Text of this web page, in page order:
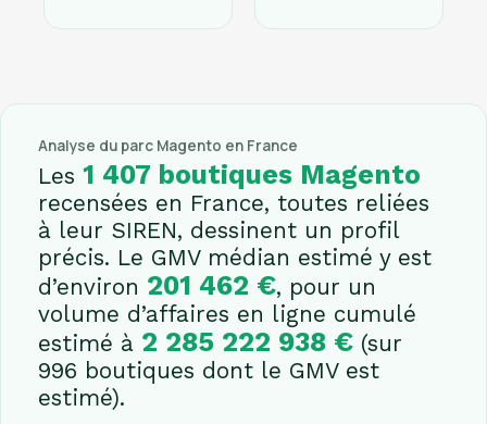
Analyse du parc Magento en France
Les1 407 boutiques Magento
recensées en France, toutes reliées
à leur SIREN, dessinent un profil
précis. Le GMV médian estimé y est
d’environ 201 462 €, pour un
volume d’affaires en ligne cumulé
estimé à 2 285 222 938 € (sur
996 boutiques dont le GMV est
estimé).